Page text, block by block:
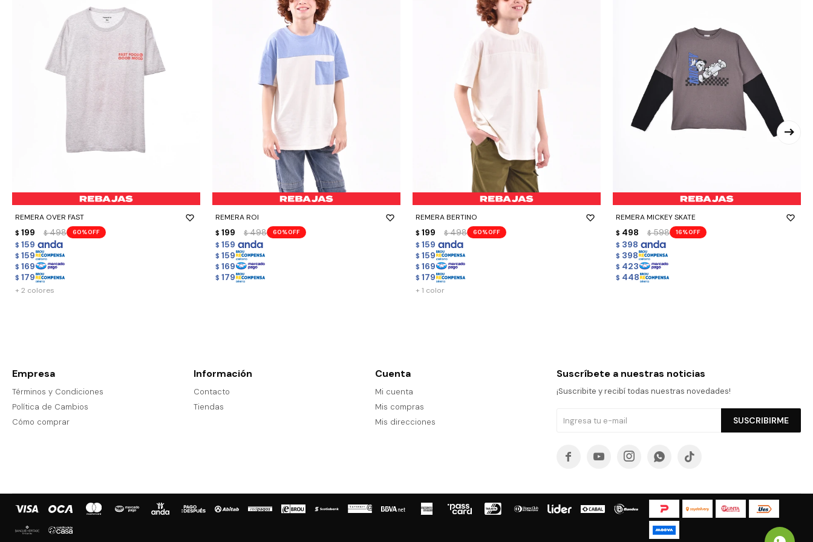
REMERA OVER FAST
$ 199 $ 498 60
$ 159
$ 159
$ 169
$ 179
- +
+ 2 colores
REMERA ROI
$ 199 $ 498 60
$ 159
$ 159
$ 169
$ 179
- +
REMERA BERTINO
$ 199 $ 498 60
$ 159
$ 159
$ 169
$ 179
- +
+ 1 color
REMERA MICKEY SKATE
$ 498 $ 598 16
$ 398
$ 398
$ 423
$ 448
- +
Empresa
Términos y Condiciones
Política de Cambios
Cómo comprar
Información
Contacto
Tiendas
Cuenta
Mi cuenta
Mis compras
Mis direcciones
Suscríbete a nuestras noticias
¡Suscribite y recibí todas nuestras novedades!
SUSCRIBIRME
    